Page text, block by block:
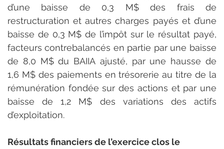
d’une baisse de 0,3 M$ des frais de
restructuration et autres charges payés et d’une
baisse de 0,3 M$ de l’impôt sur le résultat payé,
facteurs contrebalancés en partie par une baisse
de 8,0 M$ du BAIIA ajusté, par une hausse de
1,6 M$ des paiements en trésorerie au titre de la
rémunération fondée sur des actions et par une
baisse de 1,2 M$ des variations des actifs
d’exploitation.
Résultats financiers de l’exercice clos le